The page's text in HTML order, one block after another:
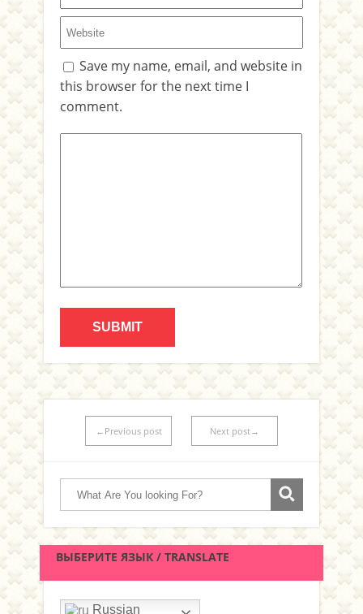
Save my name, email, and website in
this browser for the next time I
comment.
←Previous post Next post→
ВЫБЕРИТЕ ЯЗЫК / TRANSLATE
Russian